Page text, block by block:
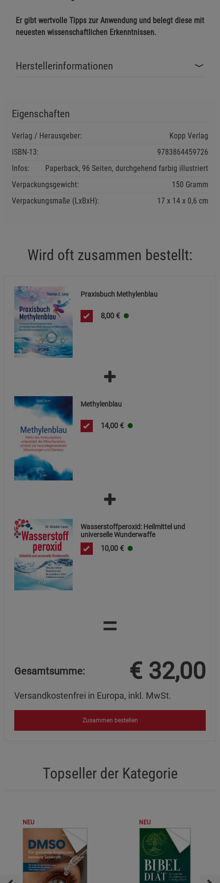
Er gibt wertvolle Tipps zur Anwendung und belegt diese mit
neuesten wissenschaftlichen Erkenntnissen.
Herstellerinformationen
Eigenschaften
Verlag / Herausgeber:
Kopp Verlag
ISBN-13:
9783864459726
Infos:
Paperback, 96 Seiten, durchgehend farbig illustriert
Verpackungsgewicht:
150 Gramm
Verpackungsmaße (LxBxH):
17 14 0,6 cm
Wird oft zusammen bestellt:
Praxisbuch Methylenblau
8,00 €
Methylenblau
14,00 €
Wasserstoffperoxid: Heilmittel und
universelle Wunderwaffe
10,00 €
=
Gesamtsumme: € 32,00
Versandkostenfrei in Europa, inkl. MwSt.
Zusammen bestellen
Topseller der Kategorie
NEU NEU
Beschreibung Notwendige Cookies
Funktionale Cookies (1) Funktionale
Statistik Cookies (2)
Beschreibung Statistik Cookies
Marketing Cookies (3) Marketing Cookies
Beschreibung Marketing Cookies